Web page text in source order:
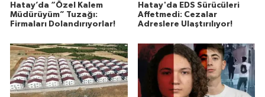
Hatay’da “Özel Kalem
Müdürüyüm” Tuzağı:
Firmaları Dolandırıyorlar!
Hatay'da EDS Sürücüleri
Affetmedi: Cezalar
Adreslere Ulaştırılıyor!